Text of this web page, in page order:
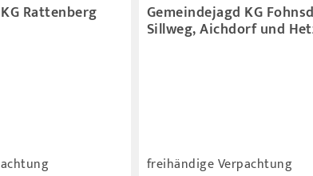
Rattenberg Gemeindejagd KG
Sillweg, Aichdorf und
freihändige Verpachtung